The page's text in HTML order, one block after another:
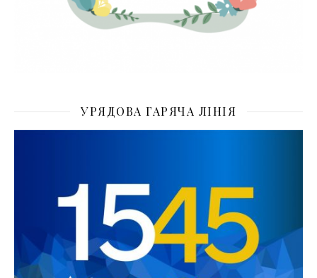
УРЯДОВА ГАРЯЧА ЛІНІЯ